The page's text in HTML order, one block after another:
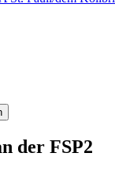
der FSP2